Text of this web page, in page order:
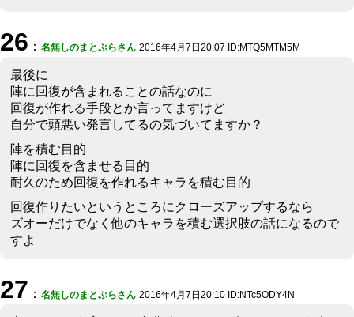
26 ： 名無しのまとぷらさん 2016年4月7日20:07 ID:MTQ5MTM5M
最後に
陣に回復が含まれることの話なのに
回復が作れる手段とか言ってますけど
自分で頭悪い発言してるの気づいてますか？
陣を積む目的
陣に回復を含ませる目的
耐久のため回復を作れるキャラを積む目的
回復作りたいというところにクローズアップするなら
ズオーだけでなく他のキャラを積む選択肢の話になるので
すよ
27 ： 名無しのまとぷらさん 2016年4月7日20:10 ID:NTc5ODY4N